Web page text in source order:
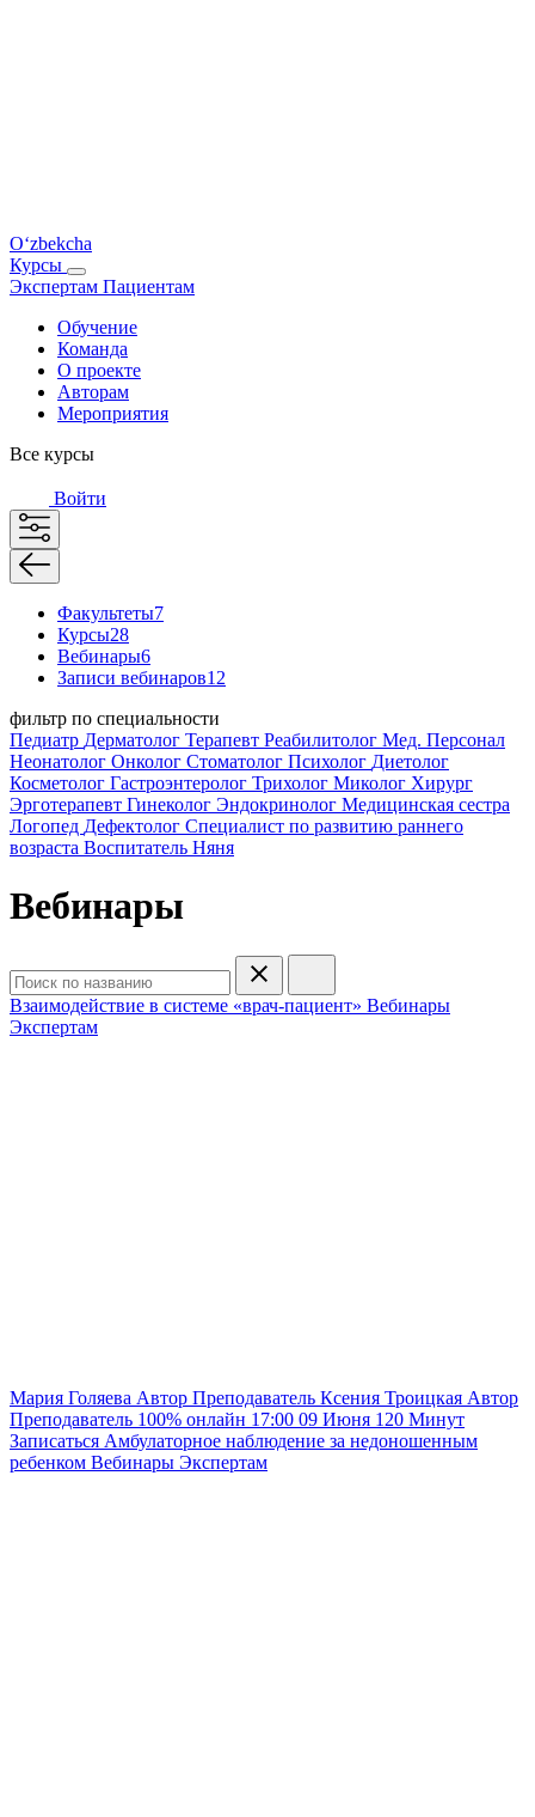
O‘zbekcha
Курсы
Экспертам Пациентам
Обучение
Команда
О проекте
Авторам
Мероприятия
Все курсы
Войти
Факультеты7
Курсы28
Вебинары6
Записи вебинаров12
фильтр по специальности
Педиатр Дерматолог Терапевт Реабилитолог Мед. Персонал
Неонатолог Онколог Стоматолог Психолог Диетолог
Косметолог Гастроэнтеролог Трихолог Миколог Хирург
Эрготерапевт Гинеколог Эндокринолог Медицинская сестра
Логопед Дефектолог Специалист по развитию раннего
возраста Воспитатель Няня
Вебинары
Взаимодействие в системе «врач-пациент» Вебинары
Экспертам
Мария Голяева Автор Преподаватель Ксения Троицкая Автор
Преподаватель 100% онлайн 17:00 09 Июня 120 Минут
Записаться Амбулаторное наблюдение за недоношенным
ребенком Вебинары Экспертам